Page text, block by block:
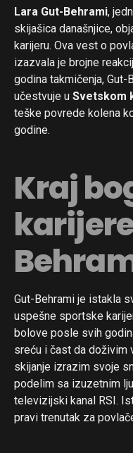
Lara Gut-Behrami,
skijašica današnjice,
karijeru. Ova vest o
izazvala je brojne
godina takmičenja,
učestvuje u Svetskom
teške povrede kolena
godine.
Kraj
Gut-Behrami je istakla
uspešne sportske
bolove posle svih
sreću i čast da doživim
skijanje izrazim svoje
podelim sa izuzetnim
televizijski kanal RSI.
pravi trenutak za